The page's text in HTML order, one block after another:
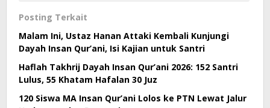
Posting Terkait
Malam Ini, Ustaz Hanan Attaki Kembali Kunjungi
Dayah Insan Qur’ani, Isi Kajian untuk Santri
Haflah Takhrij Dayah Insan Qur’ani 2026: 152 Santri
Lulus, 55 Khatam Hafalan 30 Juz
120 Siswa MA Insan Qur’ani Lolos ke PTN Lewat Jalur